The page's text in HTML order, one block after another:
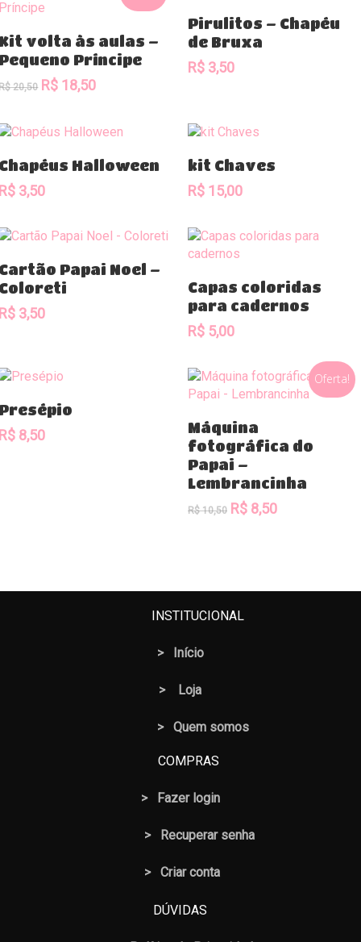
Comprar
volta às aulas –
Príncipe
20,50 O
era:
R$ 20,50.
R$ 18,50O
é:
R$ 18,50.
Comprar
Pirulitos – Chapéu
de Bruxa
R$ 3,50
Comprar
Halloween
3,50
kit Chaves
R$ 15,00
Comprar
Papai Noel –
3,50
Comprar
Capas coloridas
para cadernos
R$ 5,00
8,50
Oferta!
Máquina
fotográfica do
Papai –
Lembrancinha
R$10,50 O
R$ 8,50O
INSTITUCIONAL
> Início
> Loja
> Quem somos
COMPRAS
> Fazer login
> Recuperar senha
> Criar conta
DÚVIDAS